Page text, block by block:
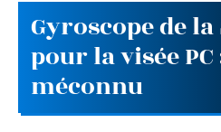
Gyroscope de
pour la visée
méconnu